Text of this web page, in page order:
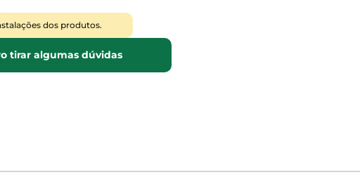
dos produtos.
tirar algumas dúvidas